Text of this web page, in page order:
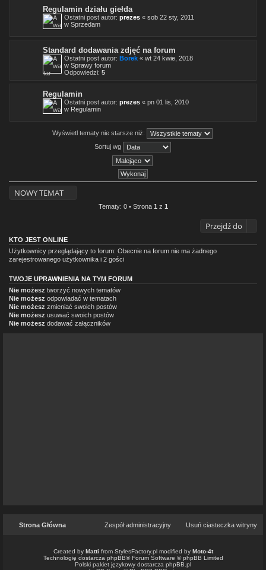
Regulamin działu giełda
Ostatni post autor: prezes « sob 22 sty, 2011
w Sprzedam
Standard dodawania zdjęć na forum
Ostatni post autor: Borek « wt 24 kwie, 2018
w Sprawy forum
Odpowiedzi: 5
Regulamin
Ostatni post autor: prezes « pn 01 lis, 2010
w Regulamin
Wyświetl tematy nie starsze niż:
Sortuj wg
NOWY TEMAT
Tematy: 0 • Strona 1 z 1
Przejdź do
KTO JEST ONLINE
Użytkownicy przeglądający to forum: Obecnie na forum nie ma żadnego
zarejestrowanego użytkownika i 2 gości
TWOJE UPRAWNIENIA NA TYM FORUM
Nie możesz tworzyć nowych tematów
Nie możesz odpowiadać w tematach
Nie możesz zmieniać swoich postów
Nie możesz usuwać swoich postów
Nie możesz dodawać załączników
Strona Główna Usuń ciasteczka witryny
Zespół administracyjny
Created by Matti from StylesFactory.plmodified by Moto-4t
Technologię dostarcza phpBB® Forum Software © phpBB Limited
Polski pakiet językowy dostarcza phpBB.pl